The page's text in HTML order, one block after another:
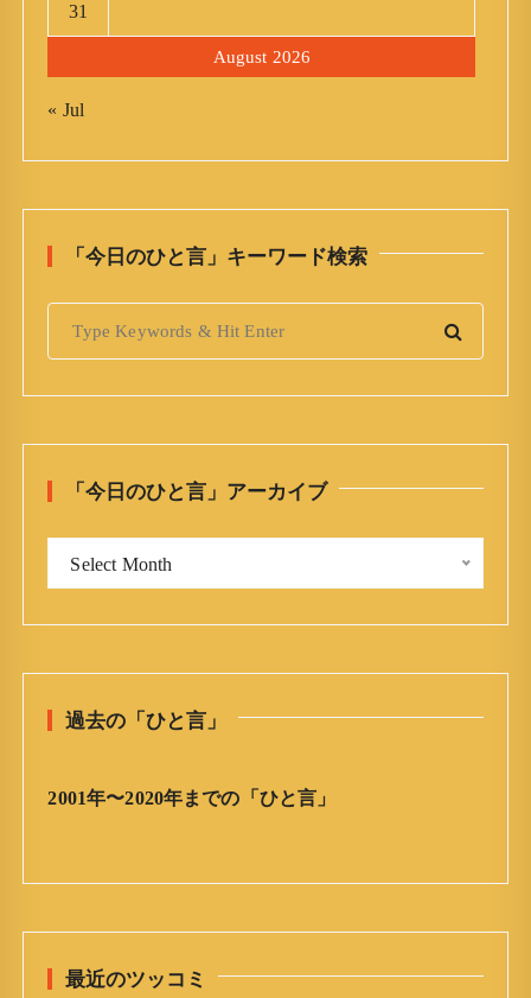
August 2026
31
« Jul
「今日のひと言」キーワード検索
「今日のひと言」アーカイブ
ひ
言
ア
Select Month
過去の「ひと言」
2001年〜2020年までの「ひと言」
最近のツッコミ